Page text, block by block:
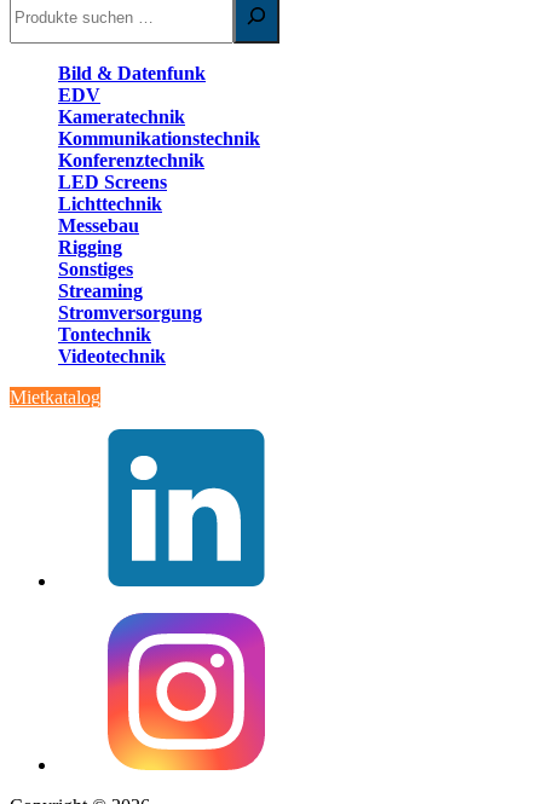
Bild & Datenfunk
EDV
Kameratechnik
Kommunikationstechnik
Konferenztechnik
LED Screens
Lichttechnik
Messebau
Rigging
Sonstiges
Streaming
Stromversorgung
Tontechnik
Videotechnik
Mietkatalog